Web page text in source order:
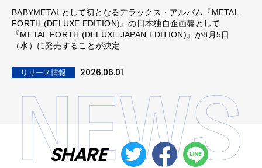
BABYMETALとして初となるデラックス・アルバム『METAL
FORTH (DELUXE EDITION)』の日本独自企画盤として
『METAL FORTH (DELUXE JAPAN EDITION)』が8月5日
（水）に発売することが決定
リリース情報 2026.06.01
SHARE